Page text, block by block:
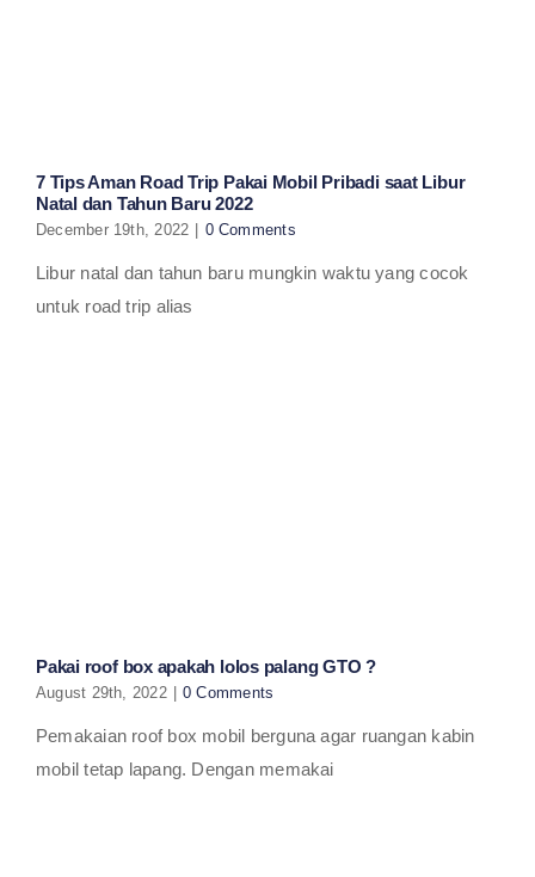
7 Tips Aman Road Trip Pakai Mobil Pribadi saat Libur
Natal dan Tahun Baru 2022
December 19th, 2022 0 Comments
Libur natal dan tahun baru mungkin waktu yang cocok
untuk road trip alias
Pakai roof box apakah lolos palang GTO ?
August 29th, 2022 0 Comments
Pemakaian roof box mobil berguna agar ruangan kabin
mobil tetap lapang. Dengan memakai